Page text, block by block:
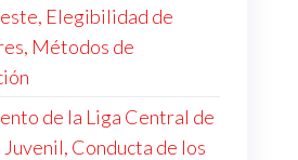
Elegibilidad de
Métodos de
de la Liga Central de
Conducta de los